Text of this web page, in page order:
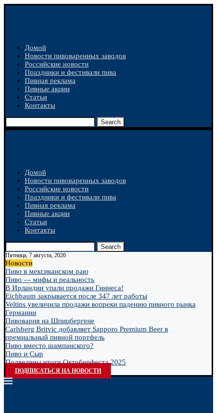
Домой
Новости пивоваренных заводов
Российские новости
Праздники и фестивали пива
Пивная реклама
Пивные акции
Статьи
Контакты
Search
Домой
Новости пивоваренных заводов
Российские новости
Праздники и фестивали пива
Пивная реклама
Пивные акции
Статьи
Контакты
Search
Пятница, 7 августа, 2026
Новости
Пиво в мексиканском раю
Пиво — мифы и реальность
В Ирландии упали продажи Гиннеса!
Eichbaum закрывается после 347 лет работы
Veltins увеличила продажи вопреки падению пивного рынка
Германии
Пивоварня на Шпицбергене
Carlsberg Britvic добавляет Sapporo Premium Beer в
премиальный пивной портфель
Пиво вместо шампанского?
Пиво и Сыр
Подведены итоги Октоберфеста 2025
ПОДПИСАТЬСЯ НА НОВОСТИ